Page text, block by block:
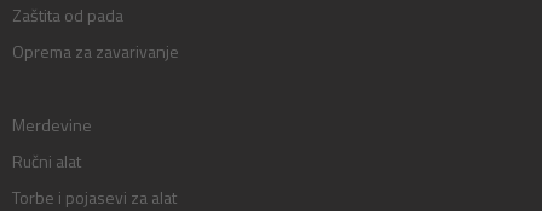
Zaštita od pada
Oprema za zavarivanje
Merdevine
Ručni alat
Torbe i pojasevi za alat